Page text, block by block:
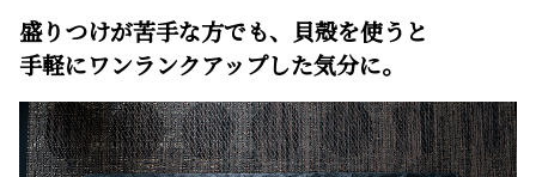
盛りつけが苦手な方でも、貝殻を使うと
手軽にワンランクアップした気分に。